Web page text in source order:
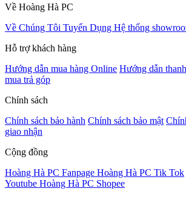
Về Hoàng Hà PC
Về Chúng Tôi Tuyển Dụng Hệ thống
Hỗ trợ khách hàng
Hướng dẫn mua hàng Online Hướng dẫn
mua trả góp
Chính sách
Chính sách bảo hành Chính sách bảo mật
giao nhận
Cộng đồng
Hoàng Hà PC Fanpage Hoàng Hà PC Tik Tok
Youtube Hoàng Hà PC Shopee